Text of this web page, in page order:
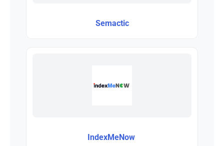
Semactic
IndexMeNow